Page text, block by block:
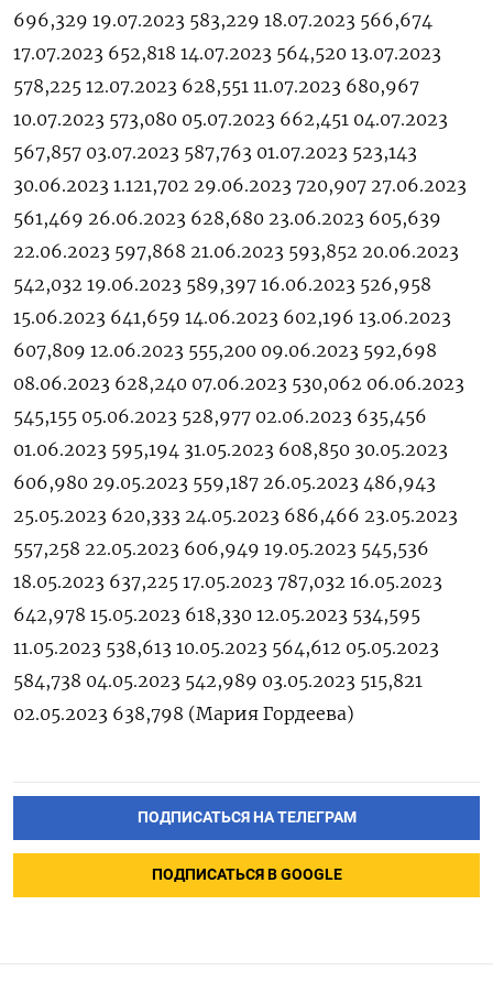
696,329 19.07.2023 583,229 18.07.2023 566,674
17.07.2023 652,818 14.07.2023 564,520 13.07.2023
578,225 12.07.2023 628,551 11.07.2023 680,967
10.07.2023 573,080 05.07.2023 662,451 04.07.2023
567,857 03.07.2023 587,763 01.07.2023 523,143
30.06.2023 1.121,702 29.06.2023 720,907 27.06.2023
561,469 26.06.2023 628,680 23.06.2023 605,639
22.06.2023 597,868 21.06.2023 593,852 20.06.2023
542,032 19.06.2023 589,397 16.06.2023 526,958
15.06.2023 641,659 14.06.2023 602,196 13.06.2023
607,809 12.06.2023 555,200 09.06.2023 592,698
08.06.2023 628,240 07.06.2023 530,062 06.06.2023
545,155 05.06.2023 528,977 02.06.2023 635,456
01.06.2023 595,194 31.05.2023 608,850 30.05.2023
606,980 29.05.2023 559,187 26.05.2023 486,943
25.05.2023 620,333 24.05.2023 686,466 23.05.2023
557,258 22.05.2023 606,949 19.05.2023 545,536
18.05.2023 637,225 17.05.2023 787,032 16.05.2023
642,978 15.05.2023 618,330 12.05.2023 534,595
11.05.2023 538,613 10.05.2023 564,612 05.05.2023
584,738 04.05.2023 542,989 03.05.2023 515,821
02.05.2023 638,798 (Мария Гордеева)
ПОДПИСАТЬСЯ НА ТЕЛЕГРАМ
ПОДПИСАТЬСЯ В GOOGLE